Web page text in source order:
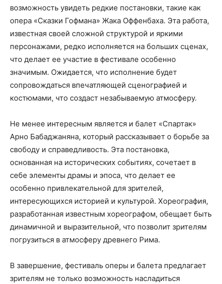
возможность увидеть редкие постановки, такие как
опера «Сказки Гофмана» Жака Оффенбаха. Эта работа,
известная своей сложной структурой и яркими
персонажами, редко исполняется на больших сценах,
что делает ее участие в фестивале особенно
значимым. Ожидается, что исполнение будет
сопровождаться впечатляющей сценографией и
костюмами, что создаст незабываемую атмосферу.
Не менее интересным является и балет «Спартак»
Арно Бабаджаняна, который рассказывает о борьбе за
свободу и справедливость. Эта постановка,
основанная на исторических событиях, сочетает в
себе элементы драмы и эпоса, что делает ее
особенно привлекательной для зрителей,
интересующихся историей и культурой. Хореография,
разработанная известным хореографом, обещает быть
динамичной и выразительной, что позволит зрителям
погрузиться в атмосферу древнего Рима.
В завершение, фестиваль оперы и балета предлагает
зрителям не только возможность насладиться